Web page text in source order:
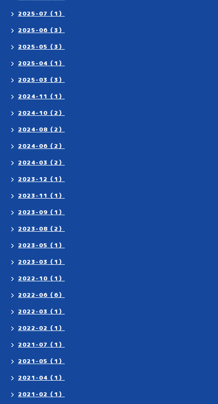
2025-07（1）
2025-06（3）
2025-05（3）
2025-04（1）
2025-03（3）
2024-11（1）
2024-10（2）
2024-08（2）
2024-06（2）
2024-03（2）
2023-12（1）
2023-11（1）
2023-09（1）
2023-08（2）
2023-05（1）
2023-03（1）
2022-10（1）
2022-06（6）
2022-03（1）
2022-02（1）
2021-07（1）
2021-05（1）
2021-04（1）
2021-02（1）